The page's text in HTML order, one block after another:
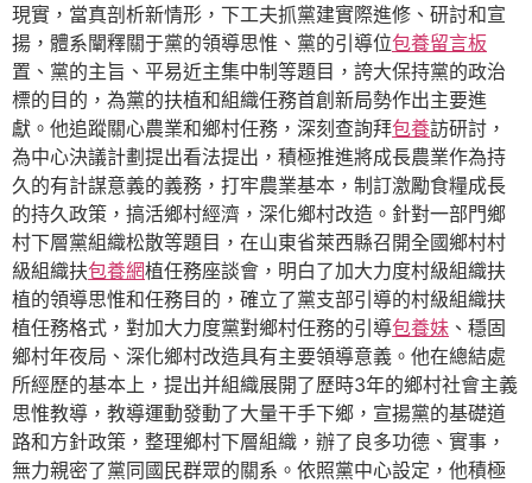
現實，當真剖析新情形，下工夫抓黨建實際進修、研討和宣
揚，體系闡釋關于黨的領導思惟、黨的引導位包養留言板
置、黨的主旨、平易近主集中制等題目，誇大保持黨的政治
標的目的，為黨的扶植和組織任務首創新局勢作出主要進
獻。他追蹤關心農業和鄉村任務，深刻查詢拜包養訪研討，
為中心決議計劃提出看法提出，積極推進將成長農業作為持
久的有計謀意義的義務，打牢農業基本，制訂激勵食糧成長
的持久政策，搞活鄉村經濟，深化鄉村改造。針對一部門鄉
村下層黨組織松散等題目，在山東省萊西縣召開全國鄉村村
級組織扶包養網植任務座談會，明白了加大力度村級組織扶
植的領導思惟和任務目的，確立了黨支部引導的村級組織扶
植任務格式，對加大力度黨對鄉村任務的引導包養妹 、穩固
鄉村年夜局、深化鄉村改造具有主要領導意義。他在總結處
所經歷的基本上，提出并組織展開了歷時3年的鄉村社會主義
思惟教導，教導運動發動了大量干手下鄉，宣揚黨的基礎道
路和方針政策，整理鄉村下層組織，辦了良多功德、實事，
無力親密了黨同國民群眾的關系。依照黨中心設定，他積極